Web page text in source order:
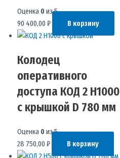
Оценка 0 из 5
90 400,00 ₽ В корзину
Колодец
оперативного
доступа КОД 2 H1000
с крышкой D 780 мм
Оценка 0 из 5
28 750,00 ₽ В корзину